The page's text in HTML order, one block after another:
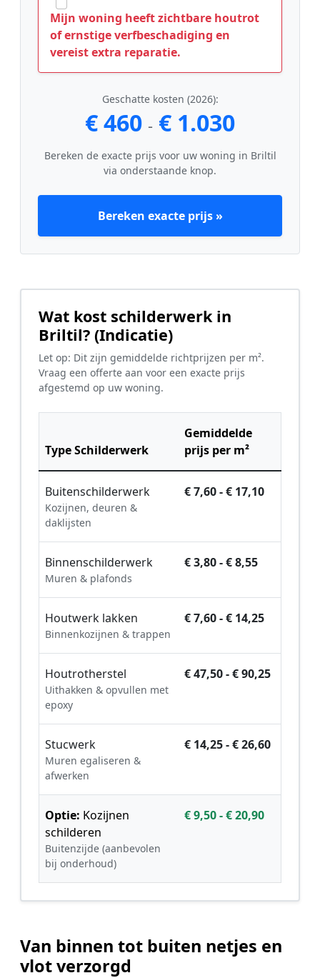
Mijn woning heeft zichtbare houtrot
of ernstige verfbeschadiging en
vereist extra reparatie.
Geschatte kosten (2026):
€ 460 - € 1.030
Bereken de exacte prijs voor uw woning in Briltil
via onderstaande knop.
Bereken exacte prijs »
Wat kost schilderwerk in
Briltil? (Indicatie)
Let op: Dit zijn gemiddelde richtprijzen per m².
Vraag een offerte aan voor een exacte prijs
afgestemd op uw woning.
Type Schilderwerk
Gemiddelde
prijs per m²
Buitenschilderwerk
Kozijnen, deuren &
daklijsten
€ 7,60 - € 17,10
Binnenschilderwerk
Muren & plafonds
€ 3,80 - € 8,55
Houtwerk lakken
Binnenkozijnen & trappen
€ 7,60 - € 14,25
Houtrotherstel
Uithakken & opvullen met
epoxy
€ 47,50 - € 90,25
Stucwerk
Muren egaliseren &
afwerken
€ 14,25 - € 26,60
Optie: Kozijnen
schilderen
Buitenzijde (aanbevolen
bij onderhoud)
€ 9,50 - € 20,90
Van binnen tot buiten netjes en
vlot verzorgd